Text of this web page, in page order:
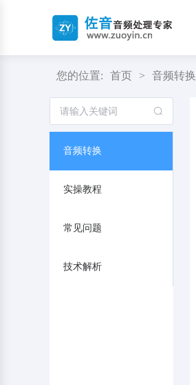
您的位置: 首页 > 音频转换
音频转换
实操教程
常见问题
技术解析